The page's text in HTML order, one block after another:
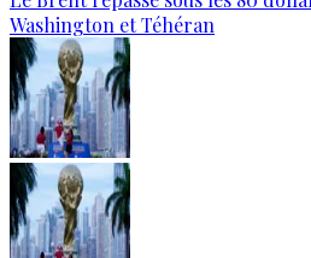
Washington et Téhéran